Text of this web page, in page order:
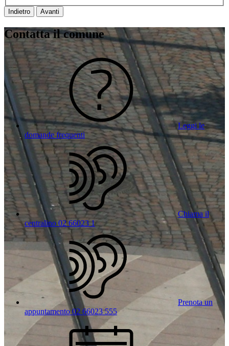
Indietro Avanti
Contatta il comune
Leggi le
domande frequenti
Chiama il
centralino 02 66023 1
Prenota un
appuntamento 02 66023 555